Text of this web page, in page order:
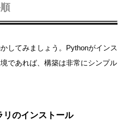
してみましょう。Pythonがインス
であれば、構築は非常にシンプル
リのインストール